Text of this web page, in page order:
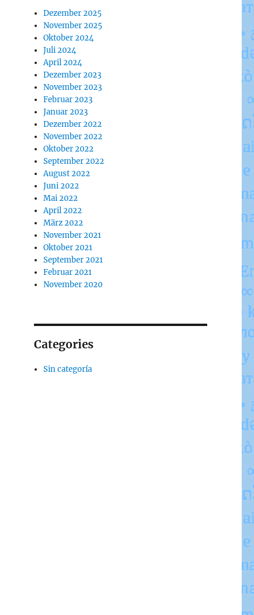
Dezember 2025
November 2025
Oktober 2024
Juli 2024
April 2024
Dezember 2023
November 2023
Februar 2023
Januar 2023
Dezember 2022
November 2022
Oktober 2022
September 2022
August 2022
Juni 2022
Mai 2022
April 2022
März 2022
November 2021
Oktober 2021
September 2021
Februar 2021
November 2020
Categories
Sin categoría